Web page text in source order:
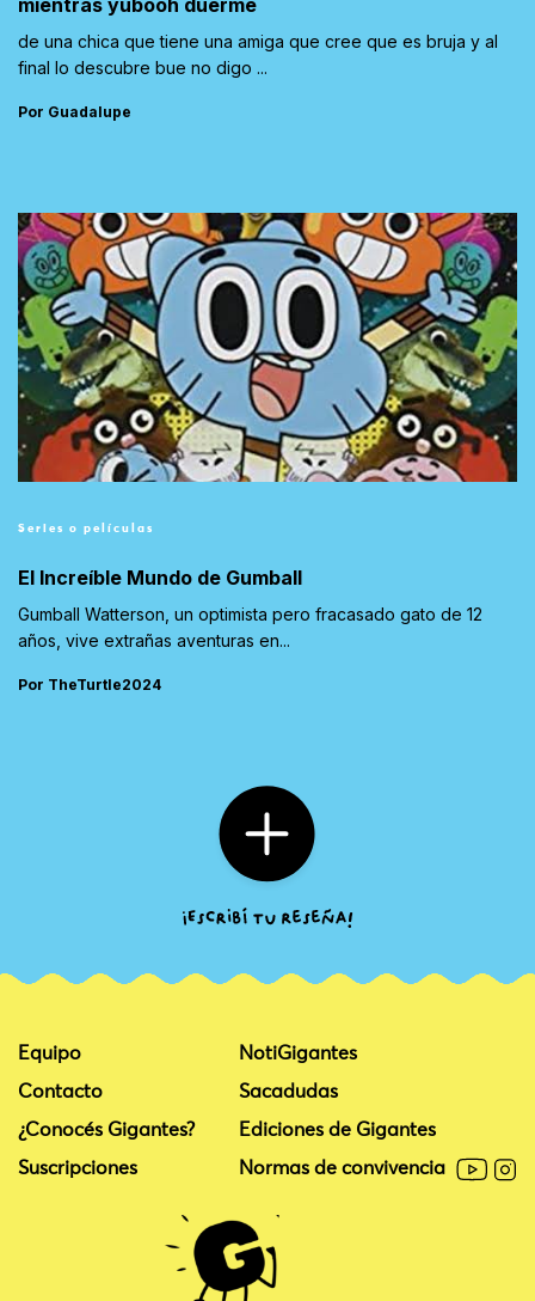
de una chica que tiene una amiga que cree que es bruja y al
final lo descubre bue no digo ...
Por Guadalupe
Series o películas
El Increíble Mundo de Gumball
Gumball Watterson, un optimista pero fracasado gato de 12
años, vive extrañas aventuras en...
Por TheTurtle2024
Equipo
Contacto
¿Conocés Gigantes?
Suscripciones
NotiGigantes
Sacadudas
Ediciones de Gigantes
Normas de convivencia